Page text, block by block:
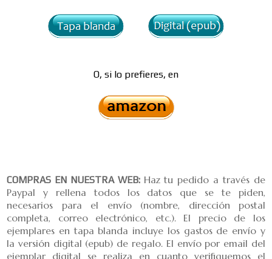
O, si lo prefieres, en
COMPRAS EN NUESTRA WEB: Haz tu pedido a través de
Paypal y rellena todos los datos que se te piden,
necesarios para el envío (nombre, dirección postal
completa, correo electrónico, etc.). El precio de los
ejemplares en tapa blanda incluye los gastos de envío y
la versión digital (epub) de regalo. El envío por email del
ejemplar digital se realiza en cuanto verifiquemos el